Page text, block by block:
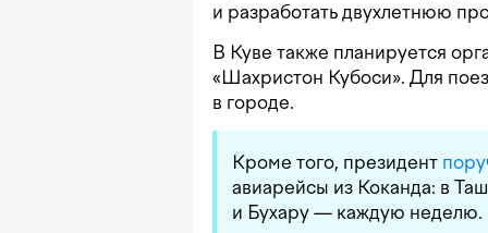
и разработать двухлетнюю
В Куве также планируется
«Шахристон Кубоси». Для
в городе.
Кроме того, президент
авиарейсы из Коканда: в
и Бухару — каждую неделю.